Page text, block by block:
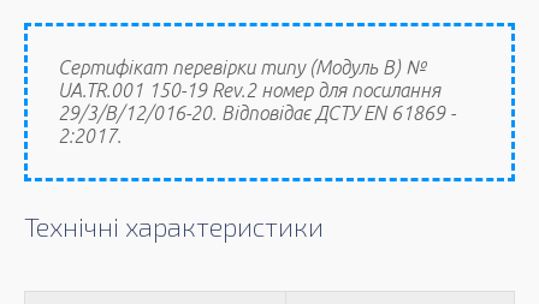
Сертифікат перевірки типу (Модуль В) №
UA.TR.001 150-19 Rev.2 номер для посилання
29/3/В/12/016-20. Відповідає ДСТУ EN 61869 -
2:2017.
Технічні характеристики